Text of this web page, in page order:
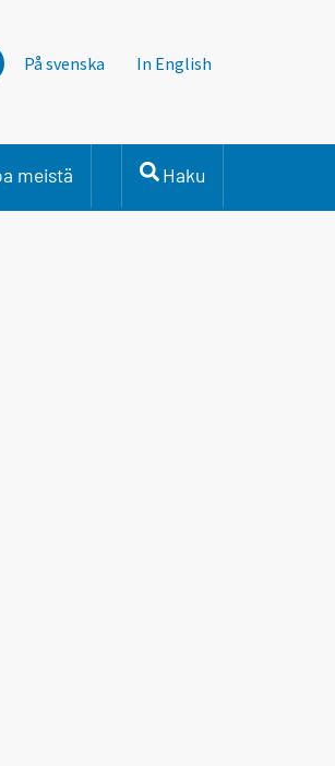
På svenska In English
meistä Haku